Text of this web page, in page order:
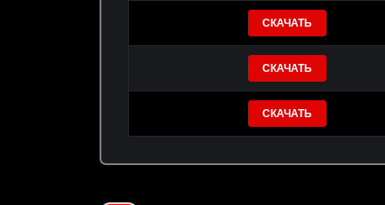
СКАЧАТЬ
СКАЧАТЬ
СКАЧАТЬ